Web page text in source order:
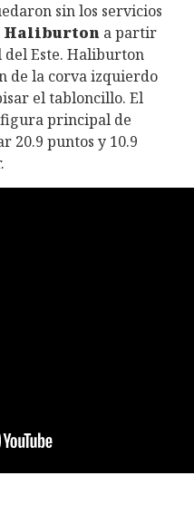
sin los servicios
Haliburton a partir
del Este. Haliburton
de la corva izquierdo
el tabloncillo. El
figura principal de
20.9 puntos y 10.9